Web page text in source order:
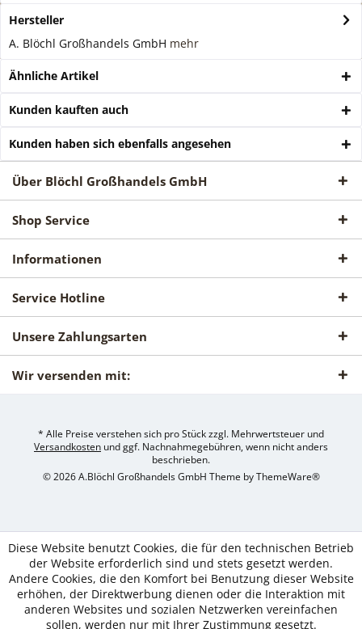
Hersteller
A. Blöchl Großhandels GmbH mehr
Ähnliche Artikel
Kunden kauften auch
Kunden haben sich ebenfalls angesehen
Über Blöchl Großhandels GmbH
Shop Service
Informationen
Service Hotline
Unsere Zahlungsarten
Wir versenden mit:
* Alle Preise verstehen sich pro Stück zzgl. Mehrwertsteuer und
Versandkosten und ggf. Nachnahmegebühren, wenn nicht anders
beschrieben.
© 2026 A.Blöchl Großhandels GmbH Theme byThemeWare®
Diese Website benutzt Cookies, die für den technischen Betrieb
der Website erforderlich sind und stets gesetzt werden.
Andere Cookies, die den Komfort bei Benutzung dieser Website
erhöhen, der Direktwerbung dienen oder die Interaktion mit
anderen Websites und sozialen Netzwerken vereinfachen
sollen, werden nur mit Ihrer Zustimmung gesetzt.